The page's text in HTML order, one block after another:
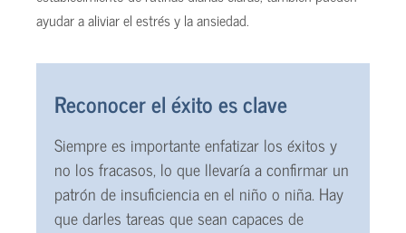
ayudar a aliviar el estrés y la ansiedad.
Reconocer el éxito es clave
Siempre es importante enfatizar los éxitos y
no los fracasos, lo que llevaría a confirmar un
patrón de insuficiencia en el niño o niña. Hay
que darles tareas que sean capaces de